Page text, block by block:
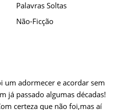
Palavras Soltas
Não-Ficção
um adormecer e acordar sem
já passado algumas décadas!
certeza que não foi,mas aí